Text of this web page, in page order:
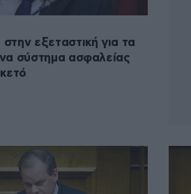
εξεταστική για τα
σύστημα ασφαλείας